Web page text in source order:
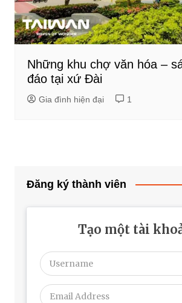
Những khu chợ văn hóa –
đáo tại xứ Đài
Gia đình hiện đại 1
Đăng ký thành viên
Tạo một tài